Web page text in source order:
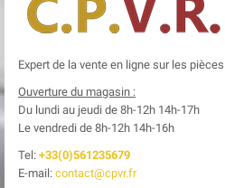
Expert de la vente en ligne sur les
Ouverture du magasin :
Du lundi au jeudi de 8h-12h 14h-17h
Le vendredi de 8h-12h 14h-16h
Tel: +33(0)561235679
E-mail: contact@cpvr.fr